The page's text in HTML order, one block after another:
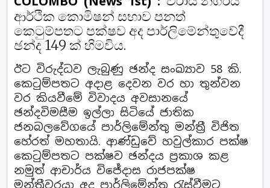
ආර්ථික කොමිෂන් සභාව පනත්
කෙටුම්පතට පක්ෂව අද පාර්ලිමේන්තුවේදී
ඡන්ද 149 ක් හිමවිය.
ඊට විරුද්ධව ලැබුණු ඡන්ද සංඛ්‍යාව 58 කි.
කෙටුම්පතට අදාළ දෙවන වර හා තුන්වන
වර කියවීමේ විවාදය අවසානයේ
ඡන්දවිමසීම ඉල්ලා සිටියේ ජාතික
ජනබලවේගයේ පාර්ලිමේන්තු මන්ත්‍රී විජිත
හේරත් මහතායි. ආණ්ඩුවේ හවුල්කාර පක්ෂ
කෙටුම්පතට පක්ෂව ඡන්දය ප්‍රකාශ කළ
නමුත් ආචාර්ය විජේදාස රාජපක්ෂ
මන්ත්‍රීවරයා අද පාර්ලිමේන්තු රැස්වීමට